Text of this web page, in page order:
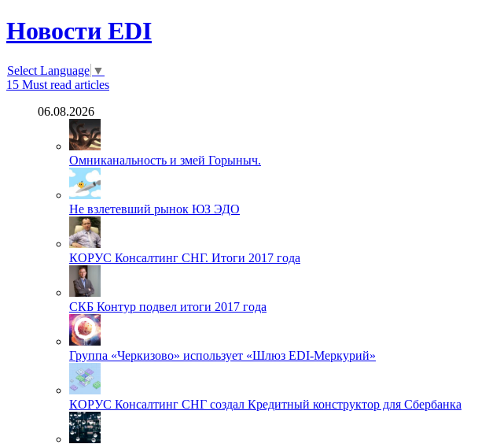
Новости EDI
Select Language ▼
15 Must read articles
06.08.2026
Омниканальность и змей Горыныч.
Не взлетевший рынок ЮЗ ЭДО
КОРУС Консалтинг СНГ. Итоги 2017 года
СКБ Контур подвел итоги 2017 года
Группа «Черкизово» использует «Шлюз EDI-Меркурий»
КОРУС Консалтинг СНГ создал Кредитный конструктор для Сбербанка